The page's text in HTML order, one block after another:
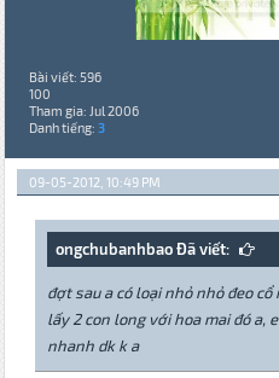
Bài viết: 596
100
Tham gia: Jul 2006
Danh tiếng: 3
09-05-2012, 10:49 PM
ongchubanhbao Đã viết:
đợt sau a có loại nhỏ nhỏ đeo
lấy 2 con long với hoa mai đó a,
nhanh dk k a